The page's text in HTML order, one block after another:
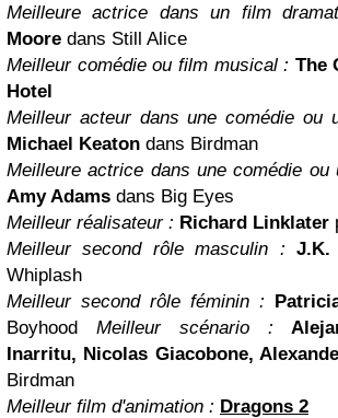
Meilleure actrice dans un film
Moore dans Still Alice
Meilleur comédie ou film musical : The
Hotel
Meilleur acteur dans une comédie ou
Michael Keaton dans Birdman
Meilleure actrice dans une comédie
Amy Adams dans Big Eyes
Meilleur réalisateur : Richard Linklater
Meilleur second rôle masculin :J.K.
Whiplash
Meilleur second rôle féminin :
Boyhood Meilleur scénario :
Inarritu, Nicolas Giacobone,
Birdman
Meilleur film d'animation : Dragons 2